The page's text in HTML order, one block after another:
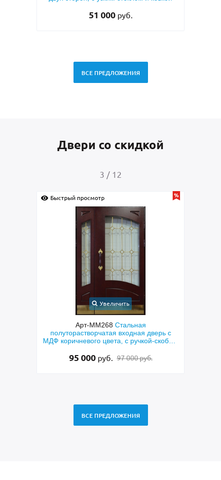
51 000 руб.
ВСЕ ПРЕДЛОЖЕНИЯ
Двери со скидкой
3 / 12
Быстрый просмотр
Увеличить
Арт-ММ268 Стальная
полуторастворчатая входная дверь с
МДФ коричневого цвета, с ручкой-скобой,
95 000 руб. 97 000 руб.
ВСЕ ПРЕДЛОЖЕНИЯ